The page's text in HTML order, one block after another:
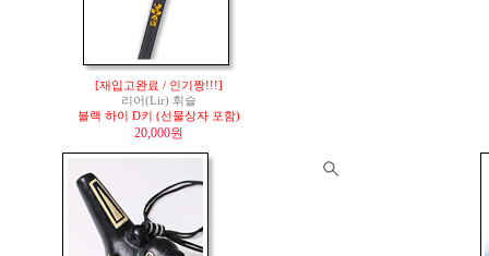
[재입고완료 / 인기짱!!!]
리어(Lir) 휘슬
블랙 하이 D키 (선물상자 포함)
20,000원